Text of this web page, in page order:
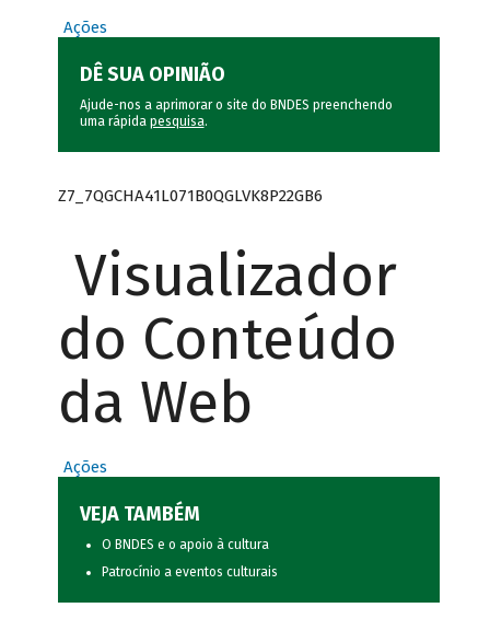
Ações
DÊ SUA OPINIÃO
Ajude-nos a aprimorar o site do BNDES preenchendo
uma rápida pesquisa.
Z7_7QGCHA41L071B0QGLVK8P22GB6
Visualizador
do Conteúdo
da Web
Ações
VEJA TAMBÉM
O BNDES e o apoio à cultura
Patrocínio a eventos culturais